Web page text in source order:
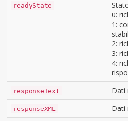
readyState
0:
1:
2:
3:
4:
responseText Dati
responseXML Dati